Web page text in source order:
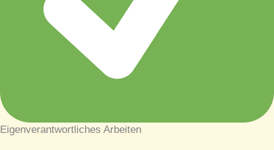
Eigenverantwortliches Arbeiten